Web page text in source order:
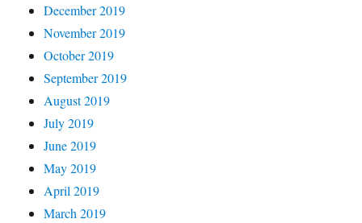
December 2019
November 2019
October 2019
September 2019
August 2019
July 2019
June 2019
May 2019
April 2019
March 2019